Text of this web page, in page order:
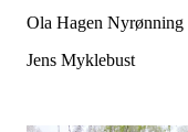
Ola Hagen Nyrønning
Jens Myklebust